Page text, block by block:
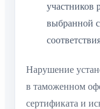
участников
выбранной
Нарушение
в таможенном
сертификата и